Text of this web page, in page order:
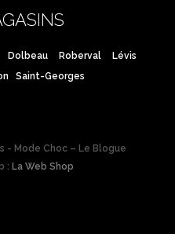
Dolbeau Roberval
Lévis
Saint-Georges
- Mode Choc – Le Blogue
: La Web Shop